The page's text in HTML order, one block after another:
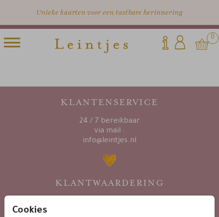
Unieke kaarten voor een tastbare herinnering
0
Cookies
KLANTENSERVICE
24 / 7 bereikbaar
via mail :
info@leintjes.nl
KLANTWAARDERING